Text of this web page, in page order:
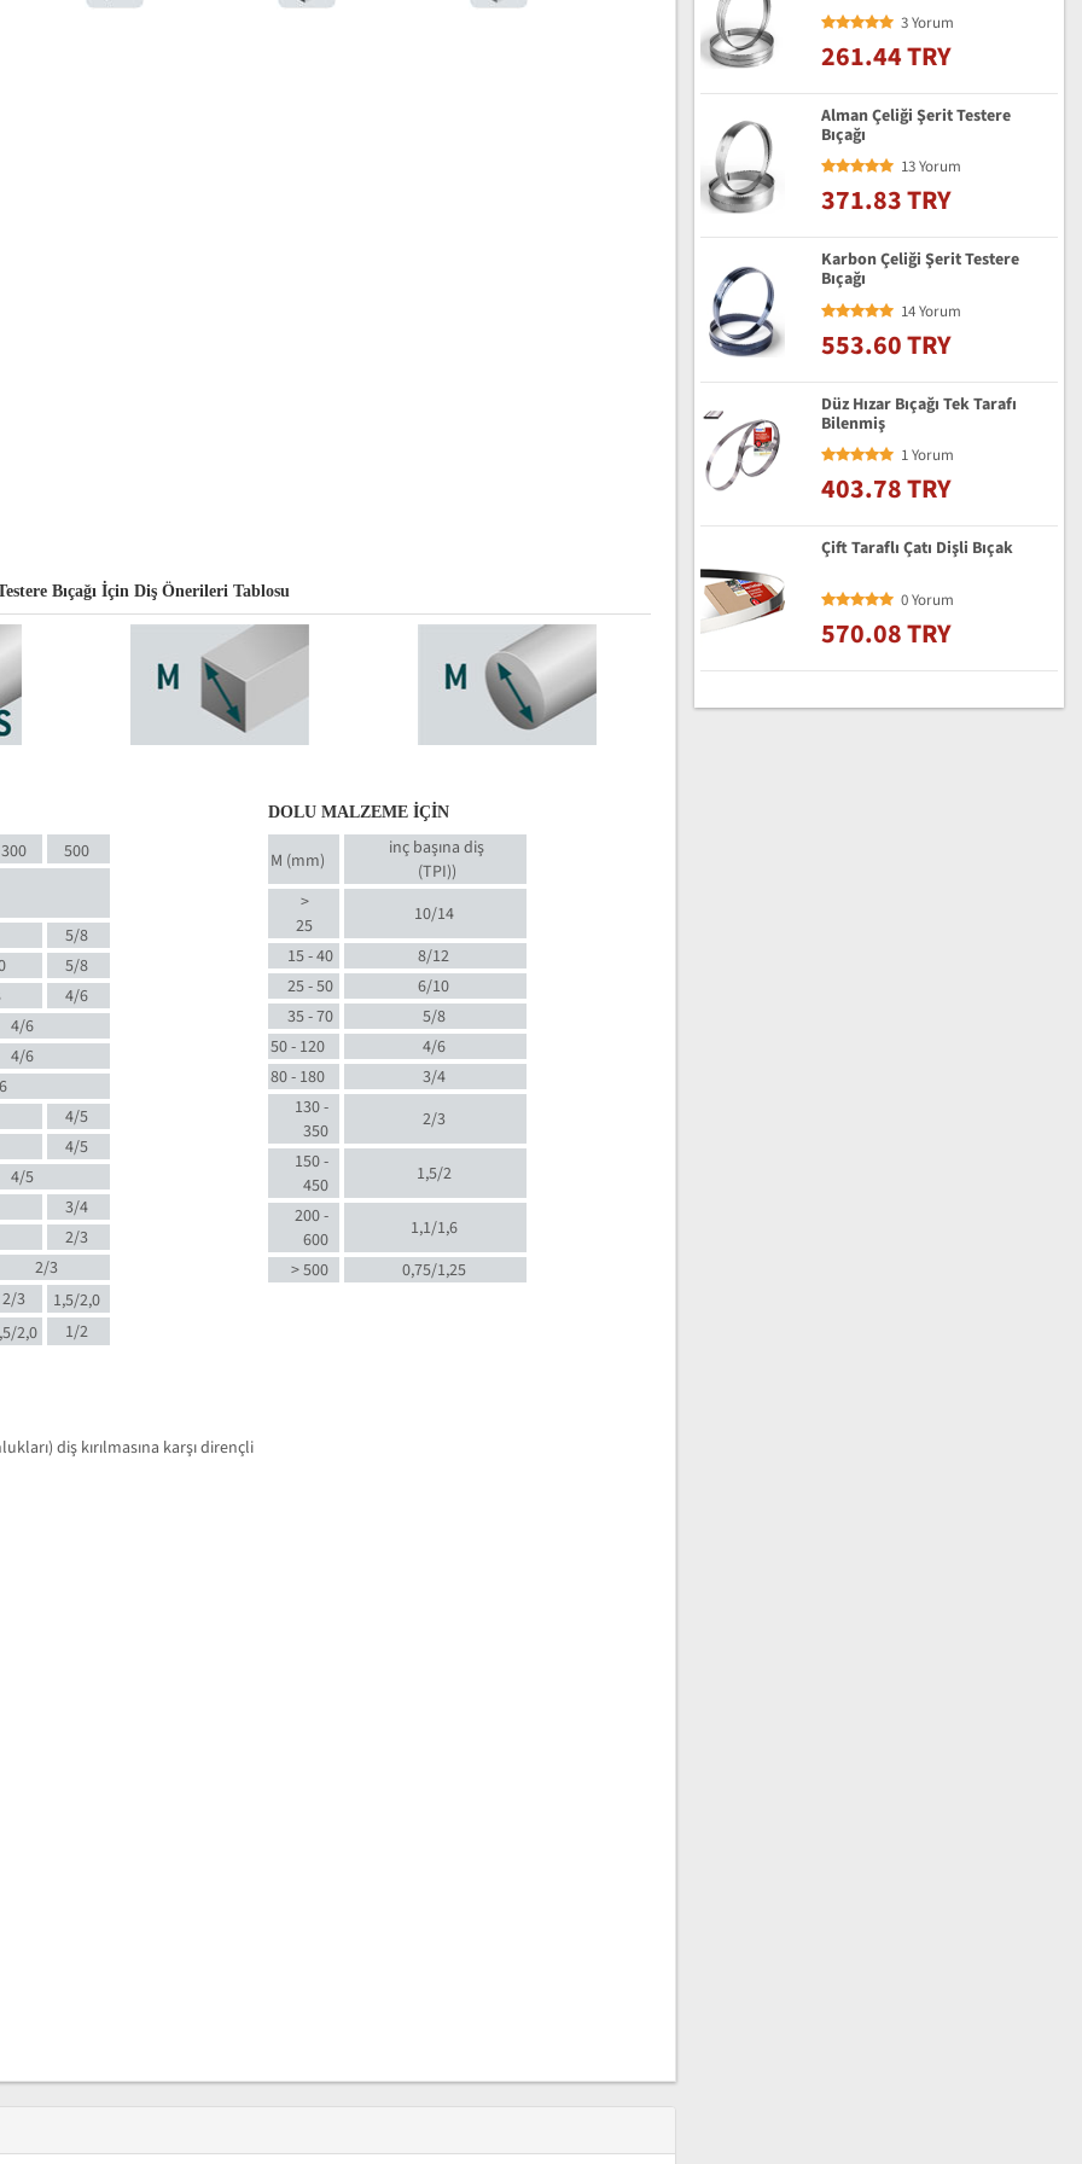
Bıçağı İçin Diş Önerileri Tablosu
300 500
5/8
5/8
4/6
4/6
4/6
4/5
4/5
4/5
3/4
2/3
2/3
2/3
1,5/2,0
2,0
1/2
DOLU MALZEME İÇİN
M (mm)
inç başına diş
(TPI))
>
25
10/14
15 - 40
8/12
25 - 50
6/10
35 - 70
5/8
50 - 120
4/6
80 - 180
3/4
130 -
350
2/3
150 -
450
1,5/2
200 -
600
1,1/1,6
> 500
0,75/1,25
diş kırılmasına karşı dirençli
3 Yorum
261.44 TRY
Alman Çeliği Şerit Testere
Bıçağı
13 Yorum
371.83 TRY
Karbon Çeliği Şerit Testere
Bıçağı
14 Yorum
553.60 TRY
Düz Hızar Bıçağı Tek Tarafı
Bilenmiş
1 Yorum
403.78 TRY
Çift Taraflı Çatı Dişli Bıçak
0 Yorum
570.08 TRY